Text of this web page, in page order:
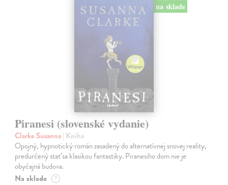
na sklade
Piranesi (slovenské vydanie)
Clarke Susanna| Kniha
Opojný, hypnotický román zasadený do alternatívnej snovej reality,
predurčený stať sa klasikou fantastiky. Piranesiho dom nie je
obyčajná budova.
Na sklade ?